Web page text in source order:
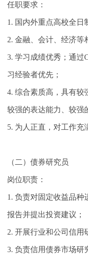
任职要求：
1. 国内外重点高校全日
2. 金融、会计、经济等
3. 学习成绩优秀；通过
习经验者优先；
4. 综合素质高，具有较
较强的表达能力、较强
5. 为人正直，对工作充
（二）债券研究员
岗位职责：
1. 负责对固定收益品种
报告并提出投资建议；
2. 开展行业和公司信用
3. 负责信用债券市场研